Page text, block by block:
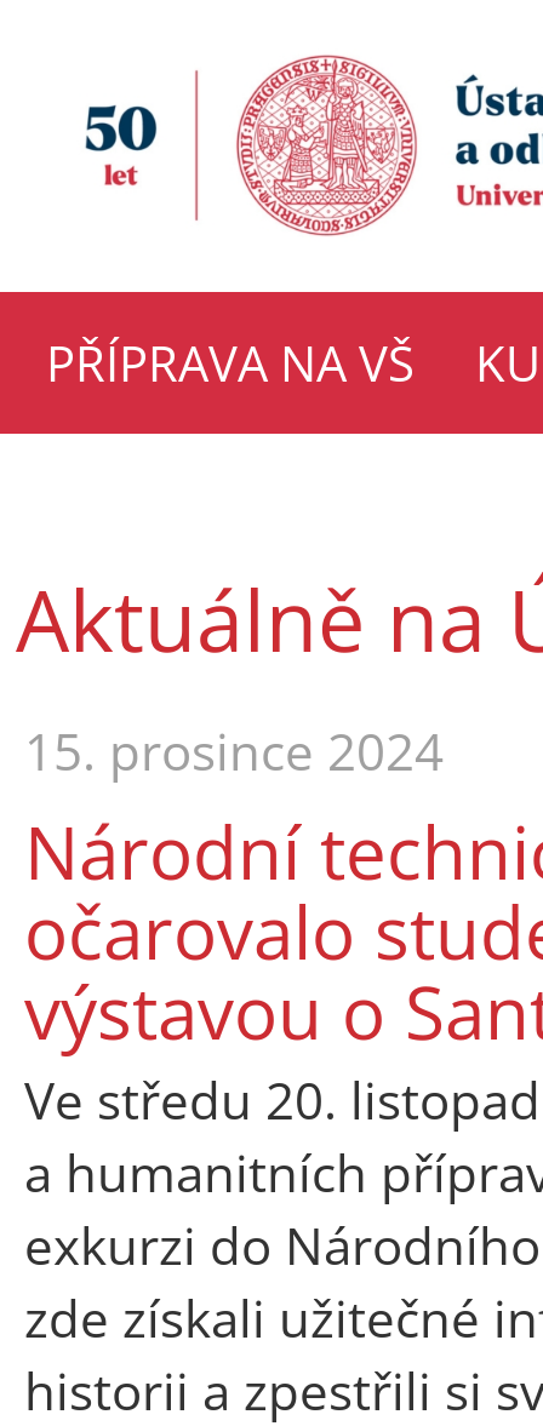
PŘÍPRAVA NA VŠ
Aktuálně na
15. prosince 2024
Národní
očarovalo
výstavou o
Ve středu 20.
a humanitních
exkurzi do
zde získali užitečné
historii a zpestřili si